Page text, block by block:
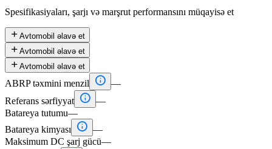
Spesifikasiyaları, şarjı və marşrut performansını müqayisə et
 Avtomobil əlavə et
 Avtomobil əlavə et
 Avtomobil əlavə et
ABRP təxmini menzil  —
Referans sərfiyyat  —
Batareya tutumu—
Batareya kimyası
 —
Maksimum DC şarj gücü—